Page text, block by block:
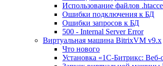
Использование файлов
Ошибки подключения к БД
Ошибки запросов к БД
500 - Internal Server Error
Виртуальная машина BitrixVM v9.x
Что нового
Установка «1С-Битрикс: